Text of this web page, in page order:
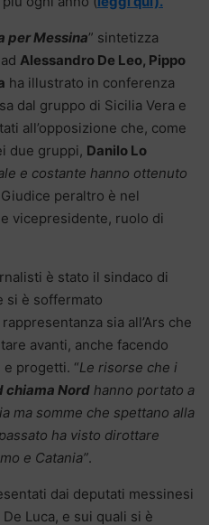
per Messina” sintetizza
Alessandro De Leo, Pippo
ha illustrato in conferenza
dal gruppo di Sicilia Vera e
all’opposizione che, come
due gruppi, Danilo Lo
e costante hanno ottenuto
peraltro è nel
vicepresidente, ruolo di
è stato il sindaco di
si è soffermato
sia all’Ars che
avanti, anche facendo
progetti. “Le risorse che i
chiama Nord hanno portato a
ma somme che spettano alla
ha visto dirottare
e Catania”.
dai deputati messinesi
Luca, e sui quali si è